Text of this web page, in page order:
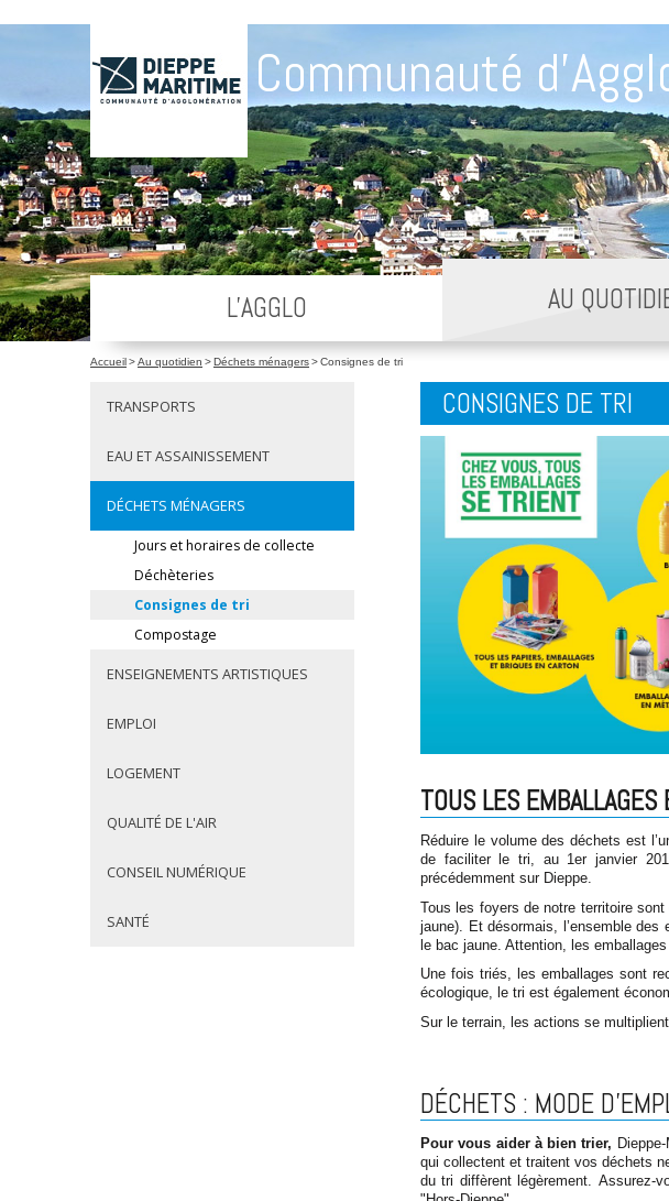
Communauté
Accueil>Au quotidien >Déchets ménagers>Consignes de tri
L'AGGLO AU
TRANSPORTS
EAU ET ASSAINISSEMENT
DÉCHETS MÉNAGERS
Jours et horaires de collecte
Déchèteries
Consignes de tri
Compostage
ENSEIGNEMENTS ARTISTIQUES
EMPLOI
LOGEMENT
QUALITÉ DE L'AIR
CONSEIL NUMÉRIQUE
SANTÉ
CONSIGNES DE TRI
TOUS LES
Réduire le volume des déchets est
de faciliter le tri, au 1er janvier
précédemment sur Dieppe.
Tous les foyers de notre territoire
jaune). Et désormais, l’ensemble
le bac jaune. Attention, les
Une fois triés, les emballages sont
écologique, le tri est également
Sur le terrain, les actions se
DÉCHETS : MODE
Pour vous aider à bien trier,
qui collectent et traitent vos déchets
du tri diffèrent légèrement. Assurez-